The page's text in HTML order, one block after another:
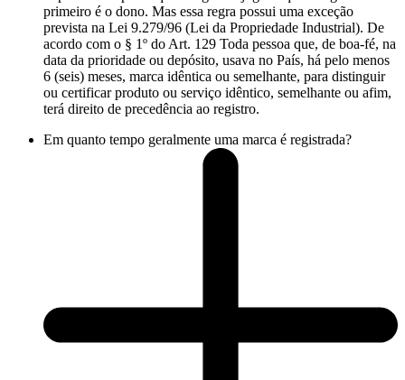
primeiro é o dono. Mas essa regra possui uma exceção
prevista na Lei 9.279/96 (Lei da Propriedade Industrial). De
acordo com o § 1º do Art. 129 Toda pessoa que, de boa-fé, na
data da prioridade ou depósito, usava no País, há pelo menos
6 (seis) meses, marca idêntica ou semelhante, para distinguir
ou certificar produto ou serviço idêntico, semelhante ou afim,
terá direito de precedência ao registro.
Em quanto tempo geralmente uma marca é registrada?